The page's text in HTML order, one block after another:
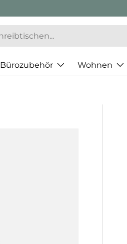
Bürozubehör Wohnen